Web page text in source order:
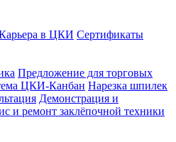
в ЦКИ Сертификаты
Предложение для торговых
ЦКИ-Канбан Нарезка шпилек
Демонстрация и
и ремонт заклёпочной техники